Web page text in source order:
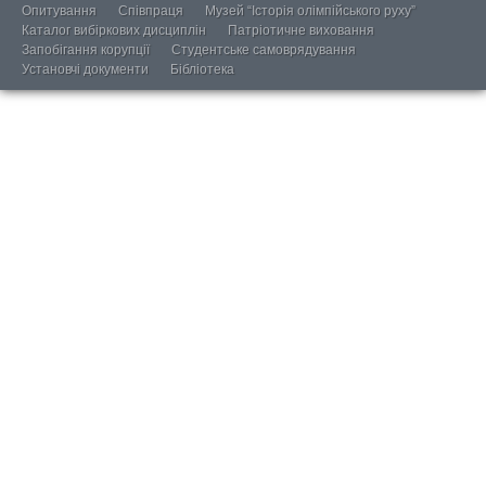
Опитування
Співпраця
Музей “Історія олімпійського руху”
Каталог вибіркових дисциплін
Патріотичне виховання
Запобігання корупції
Студентське самоврядування
Установчі документи
Бібліотека